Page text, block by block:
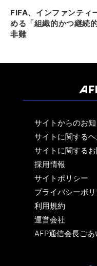
FIFA、インファンティ
める「組織的かつ継続
非難
サイトからのお
サイトに関する
サイトに関する
採用情報
サイトポリシー
プライバシーポ
利用規約
運営会社
AFP通信会長ごあ